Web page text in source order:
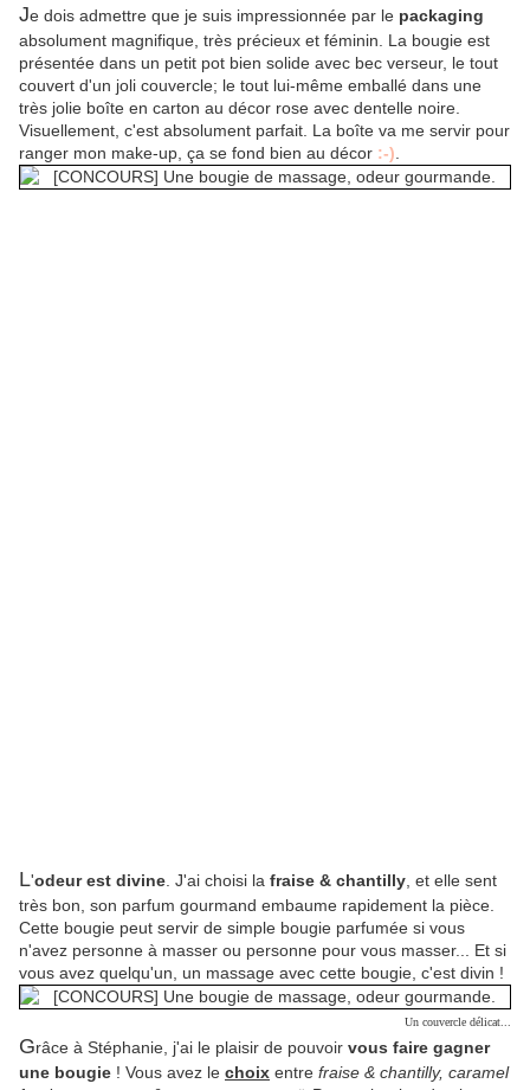
Je dois admettre que je suis impressionnée par le packaging
absolument magnifique, très précieux et féminin. La bougie est
présentée dans un petit pot bien solide avec bec verseur, le tout
couvert d'un joli couvercle; le tout lui-même emballé dans une
très jolie boîte en carton au décor rose avec dentelle noire.
Visuellement, c'est absolument parfait. La boîte va me servir pour
ranger mon make-up, ça se fond bien au décor :-)
L'odeur est divine . J'ai choisi la fraise & chantilly , et elle sent
très bon, son parfum gourmand embaume rapidement la pièce.
Cette bougie peut servir de simple bougie parfumée si vous
n'avez personne à masser ou personne pour vous masser... Et si
vous avez quelqu'un, un massage avec cette bougie, c'est divin !
Un couvercle délicat...
Grâce à Stéphanie, j'ai le plaisir de pouvoir vous faire gagner
une bougie ! Vous avez le choix entre fraise & chantilly, caramel